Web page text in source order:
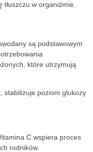
w organiźmie.
są podstawowym
które utrzymują
stabilizuje poziom glukozy
C wspiera proces
rodników.